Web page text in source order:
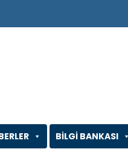
BİLGİ BANKASI